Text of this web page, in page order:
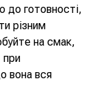
до готовності,
різним
на смак,
при
вона вся